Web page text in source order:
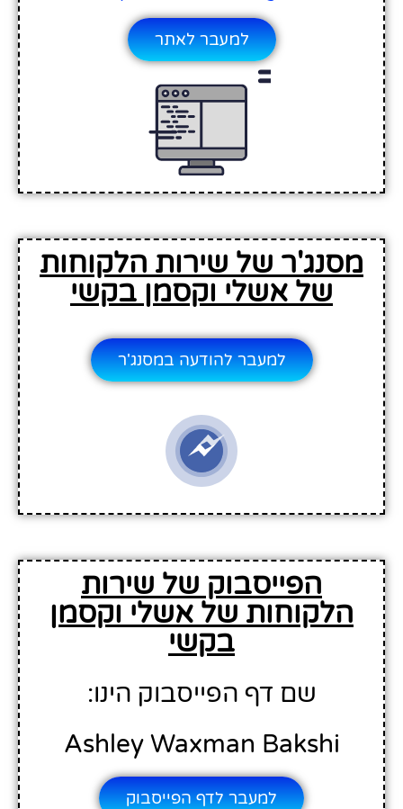
למעבר לאתר
של שירות הלקוחות
של אשלי וקסמן בקשי
למעבר להודעה במסנג'ר
הפייסבוק של שירות
הלקוחות של אשלי וקסמן
בקשי
שם דף הפייסבוק הינו:
Ashley Waxman Bakshi
למעבר לדף הפייסבוק